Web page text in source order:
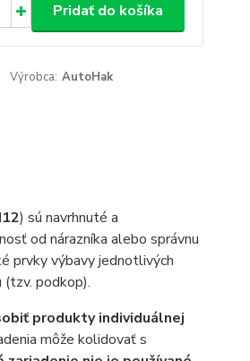
Pridať do košíka
Výrobca: AutoHak
) sú navrhnuté a
od nárazníka alebo správnu
prvky výbavy jednotlivých
podkop).
produkty individuálnej
môže kolidovať s